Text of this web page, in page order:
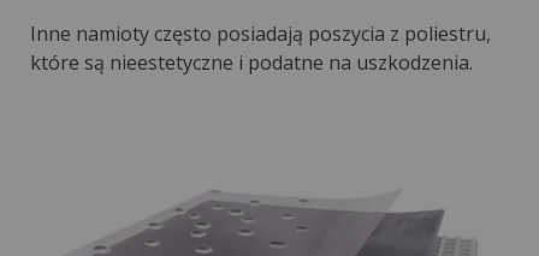
Inne namioty często posiadają poszycia z poliestru,
które są nieestetyczne i podatne na uszkodzenia.